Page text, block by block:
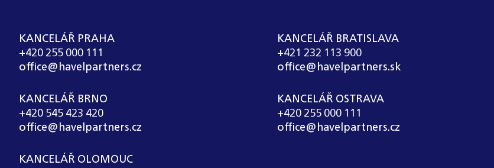
KANCELÁŘ PRAHA
+420 255 000 111
office@havelpartners.cz
KANCELÁŘ BRATISLAVA
+421 232 113 900
office@havelpartners.sk
KANCELÁŘ BRNO
+420 545 423 420
office@havelpartners.cz
KANCELÁŘ OSTRAVA
+420 255 000 111
office@havelpartners.cz
KANCELÁŘ OLOMOUC